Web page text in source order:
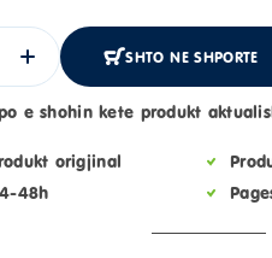
SHTO NE SHPORTE
e shohin kete produkt
origjinal
48h